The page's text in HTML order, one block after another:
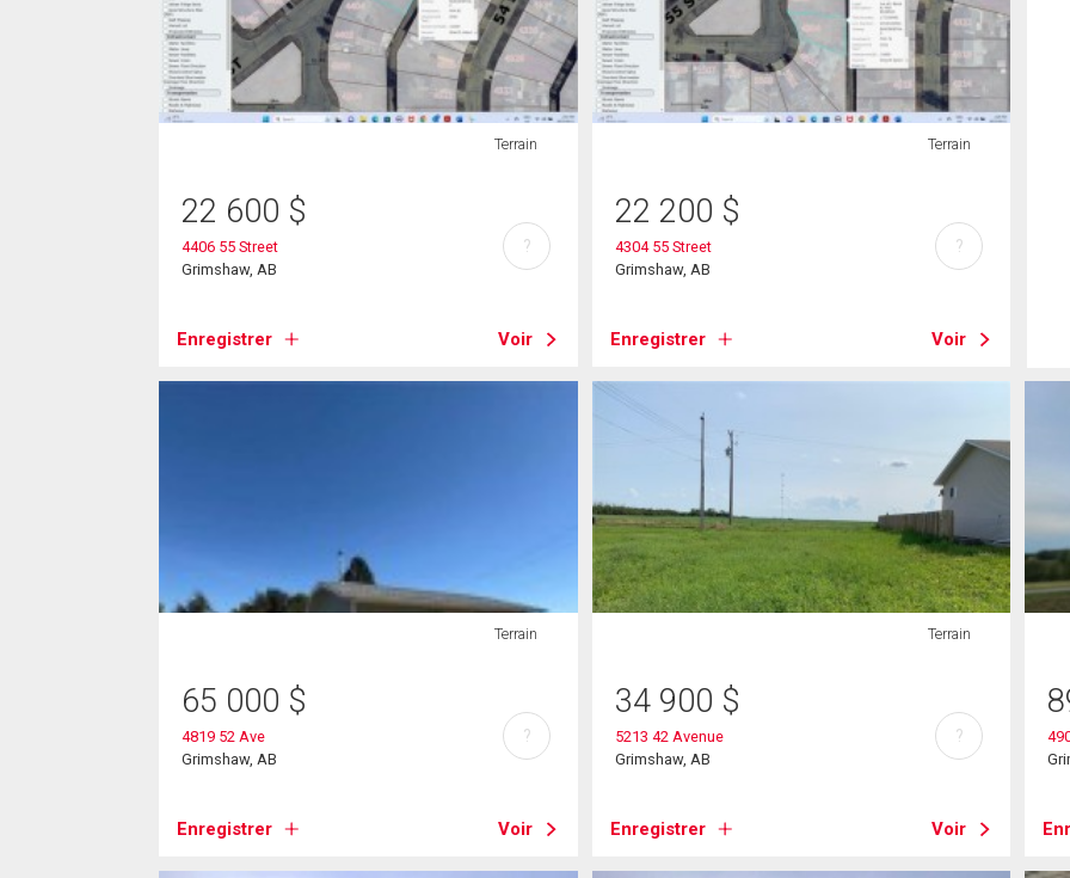
Terrain
22 600 $
4406 55 Street
Grimshaw, AB
Enregistrer Voir
?
Terrain
22 200 $
4304 55 Street
Grimshaw, AB
Enregistrer Voir
?
Terrain
65 000 $
4819 52 Ave
Grimshaw, AB
Enregistrer Voir
?
Terrain
34 900 $
5213 42 Avenue
Grimshaw, AB
Enregistrer Voir
?